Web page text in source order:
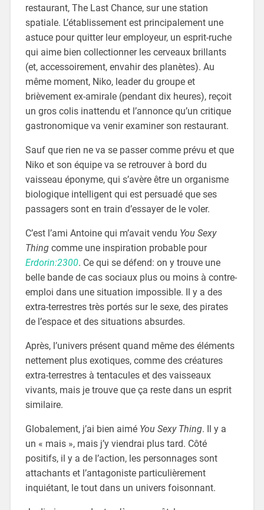
restaurant, The Last Chance, sur une station
spatiale. L’établissement est principalement une
astuce pour quitter leur employeur, un esprit-ruche
qui aime bien collectionner les cerveaux brillants
(et, accessoirement, envahir des planètes). Au
même moment, Niko, leader du groupe et
brièvement ex-amirale (pendant dix heures), reçoit
un gros colis inattendu et l’annonce qu’un critique
gastronomique va venir examiner son restaurant.
Sauf que rien ne va se passer comme prévu et que
Niko et son équipe va se retrouver à bord du
vaisseau éponyme, qui s’avère être un organisme
biologique intelligent qui est persuadé que ses
passagers sont en train d’essayer de le voler.
C’est l’ami Antoine qui m’avait vendu You Sexy
Thingcomme une inspiration probable pour
Erdorin:2300. Ce qui se défend: on y trouve une
belle bande de cas sociaux plus ou moins à contre-
emploi dans une situation impossible. Il y a des
extra-terrestres très portés sur le sexe, des pirates
de l’espace et des situations absurdes.
Après, l’univers présent quand même des éléments
nettement plus exotiques, comme des créatures
extra-terrestres à tentacules et des vaisseaux
vivants, mais je trouve que ça reste dans un esprit
similaire.
Globalement, j’ai bien aimé You Sexy Thing. Il y a
un « mais », mais j’y viendrai plus tard. Côté
positifs, il y a de l’action, les personnages sont
attachants et l’antagoniste particulièrement
inquiétant, le tout dans un univers foisonnant.